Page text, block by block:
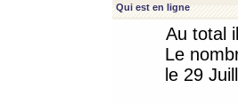
Qui est en ligne
Au total
Le
le 29